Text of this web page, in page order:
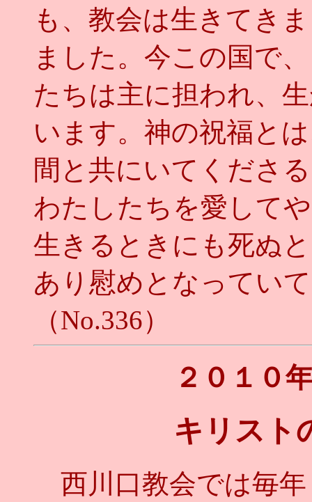
も、教会は生きてき
ました。今この国で
たちは主に担われ、
います。神の祝福と
間と共にいてくださ
わたしたちを愛して
生きるときにも死ぬ
あり慰めとなってい
（No.336）
２０１
キリスト
西川口教会では毎年